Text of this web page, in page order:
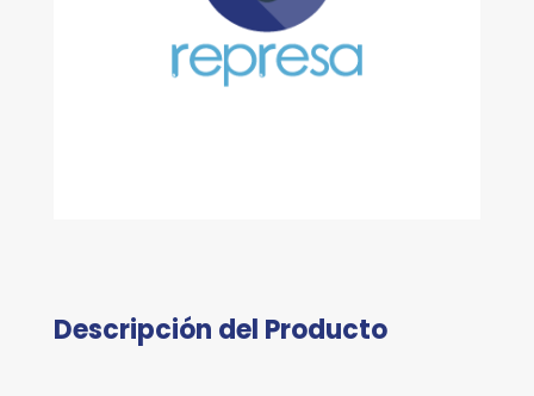
Descripción del Producto